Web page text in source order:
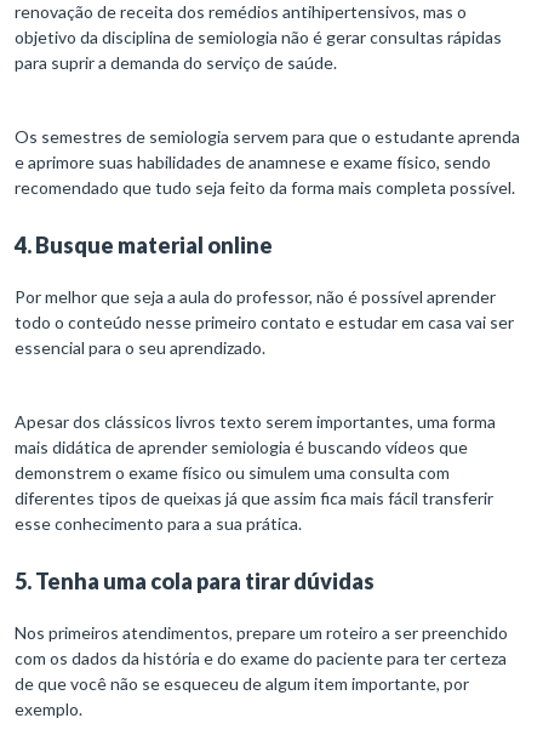
renovação de receita dos remédios antihipertensivos, mas o
objetivo da disciplina de semiologia não é gerar consultas rápidas
para suprir a demanda do serviço de saúde.
Os semestres de semiologia servem para que o estudante aprenda
e aprimore suas habilidades de anamnese e exame físico, sendo
recomendado que tudo seja feito da forma mais completa possível.
4. Busque material online
Por melhor que seja a aula do professor, não é possível aprender
todo o conteúdo nesse primeiro contato e estudar em casa vai ser
essencial para o seu aprendizado.
Apesar dos clássicos livros texto serem importantes, uma forma
mais didática de aprender semiologia é buscando vídeos que
demonstrem o exame físico ou simulem uma consulta com
diferentes tipos de queixas já que assim fica mais fácil transferir
esse conhecimento para a sua prática.
5. Tenha uma cola para tirar dúvidas
Nos primeiros atendimentos, prepare um roteiro a ser preenchido
com os dados da história e do exame do paciente para ter certeza
de que você não se esqueceu de algum item importante, por
exemplo.